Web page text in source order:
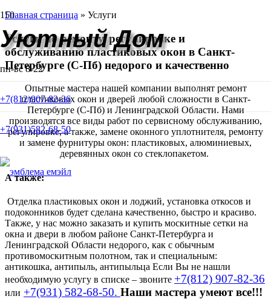
Уютный Дом
пн-вс 8-22
+7(812)907-82-36
+7(931)582-68-50
Главная страница » Услуги
Услуги по ремонту, регулировке и
обслуживанию пластиковых окон в Санкт-
Петербурге (С-Пб) недорого и качественно
Опытные мастера нашей компании выполнят ремонт
пластиковых окон и дверей любой сложности в Санкт-
Петербурге (С-Пб) и Ленинградской Области. Нами
производятся все виды работ по сервисному обслуживанию,
регулировке, а также, замене оконного уплотнителя, ремонту
и замене фурнитуры окон: пластиковых, алюминиевых,
деревянных окон со стеклопакетом.
А также:
Отделка пластиковых окон и лоджий, установка откосов и
подоконников будет сделана качественно, быстро и красиво.
Также, у нас можно заказать и купить москитные сетки на
окна и двери в любом районе Санкт-Петербурга и
Ленинградской Области недорого, как с обычным
противомоскитным полотном, так и специальным:
антикошка, антипыль, антипыльца Если Вы не нашли
необходимую услугу в списке – звоните +7(812) 907-82-36
или +7(931) 582-68-50. Наши мастера умеют все!!!